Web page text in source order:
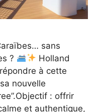
sans
?
Holland
à cette
nouvelle
: offrir
et authentique,